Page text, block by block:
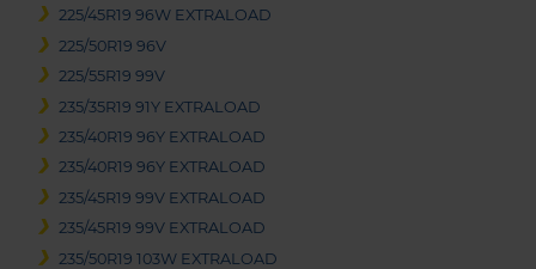
225/45R19 96W EXTRALOAD
225/50R19 96V
225/55R19 99V
235/35R19 91Y EXTRALOAD
235/40R19 96Y EXTRALOAD
235/40R19 96Y EXTRALOAD
235/45R19 99V EXTRALOAD
235/45R19 99V EXTRALOAD
235/50R19 103W EXTRALOAD